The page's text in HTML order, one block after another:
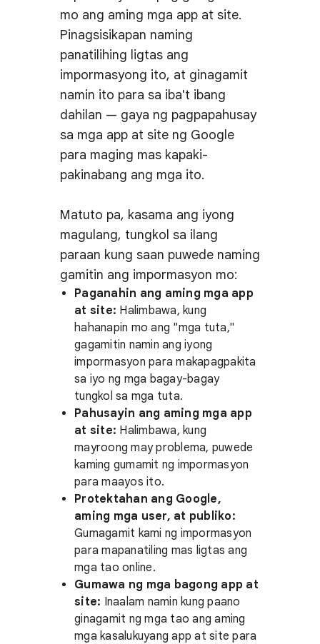
mo ang aming mga app at site.
Pinagsisikapan naming
panatilihing ligtas ang
impormasyong ito, at ginagamit
namin ito para sa iba't ibang
dahilan — gaya ng pagpapahusay
sa mga app at site ng Google
para maging mas kapaki-
pakinabang ang mga ito.
Matuto pa, kasama ang iyong
magulang, tungkol sa ilang
paraan kung saan puwede naming
gamitin ang impormasyon mo:
Paganahin ang aming mga app
at site: Halimbawa, kung
hahanapin mo ang "mga tuta,"
gagamitin namin ang iyong
impormasyon para makapagpakita
sa iyo ng mga bagay-bagay
tungkol sa mga tuta.
Pahusayin ang aming mga app
at site: Halimbawa, kung
mayroong may problema, puwede
kaming gumamit ng impormasyon
para maayos ito.
Protektahan ang Google,
aming mga user, at publiko:
Gumagamit kami ng impormasyon
para mapanatiling mas ligtas ang
mga tao online.
Gumawa ng mga bagong app at
site: Inaalam namin kung paano
ginagamit ng mga tao ang aming
mga kasalukuyang app at site para